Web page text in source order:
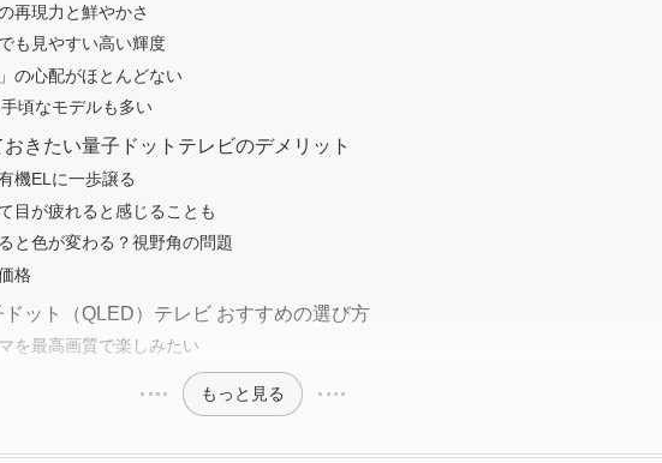
再現力と鮮やかさ
も見やすい高い輝度
の心配がほとんどない
頃なモデルも多い
きたい量子ドットテレビのデメリット
機ELに一歩譲る
目が疲れると感じることも
と色が変わる？視野角の問題
格
ドット（QLED）テレビ おすすめの選び方
を最高画質で楽しみたい
もっと見る